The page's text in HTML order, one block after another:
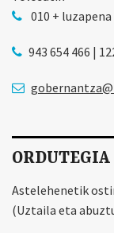
010 + luzapena
943 654 466 |
ORDUTEGIA
Astelehenetik
(Uztaila eta